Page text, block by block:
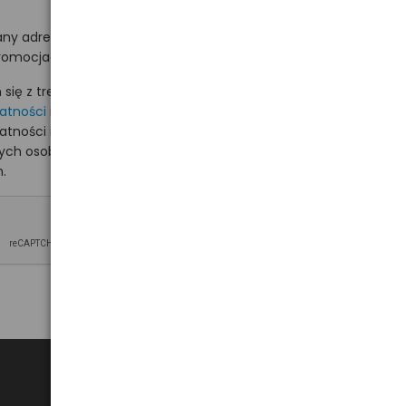
adres e-mail
na hurt.com.pl.
z treścią i akceptuję
i wyrażam zgodę
osobowych na